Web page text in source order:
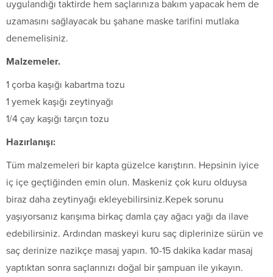
uygulandığı taktirde hem saçlarınıza bakım yapacak hem de
uzamasını sağlayacak bu şahane maske tarifini mutlaka
denemelisiniz.
Malzemeler.
1 çorba kaşığı kabartma tozu
1 yemek kaşığı zeytinyağı
1/4 çay kaşığı tarçın tozu
Hazırlanışı:
Tüm malzemeleri bir kapta güzelce karıştırın. Hepsinin iyice
iç içe geçtiğinden emin olun. Maskeniz çok kuru olduysa
biraz daha zeytinyağı ekleyebilirsiniz.Kepek sorunu
yaşıyorsanız karışıma birkaç damla çay ağacı yağı da ilave
edebilirsiniz. Ardından maskeyi kuru saç diplerinize sürün ve
saç derinize nazikçe masaj yapın. 10-15 dakika kadar masaj
yaptıktan sonra saçlarınızı doğal bir şampuan ile yıkayın.